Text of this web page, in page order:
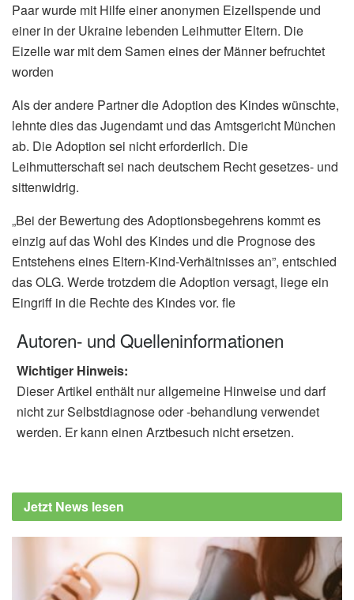
Paar wurde mit Hilfe einer anonymen Eizellspende und
einer in der Ukraine lebenden Leihmutter Eltern. Die
Eizelle war mit dem Samen eines der Männer befruchtet
worden
Als der andere Partner die Adoption des Kindes wünschte,
lehnte dies das Jugendamt und das Amtsgericht München
ab. Die Adoption sei nicht erforderlich. Die
Leihmutterschaft sei nach deutschem Recht gesetzes- und
sittenwidrig.
„Bei der Bewertung des Adoptionsbegehrens kommt es
einzig auf das Wohl des Kindes und die Prognose des
Entstehens eines Eltern-Kind-Verhältnisses an”, entschied
das OLG. Werde trotzdem die Adoption versagt, liege ein
Eingriff in die Rechte des Kindes vor. fle
Autoren- und Quelleninformationen
Wichtiger Hinweis:
Dieser Artikel enthält nur allgemeine Hinweise und darf
nicht zur Selbstdiagnose oder -behandlung verwendet
werden. Er kann einen Arztbesuch nicht ersetzen.
Jetzt News lesen